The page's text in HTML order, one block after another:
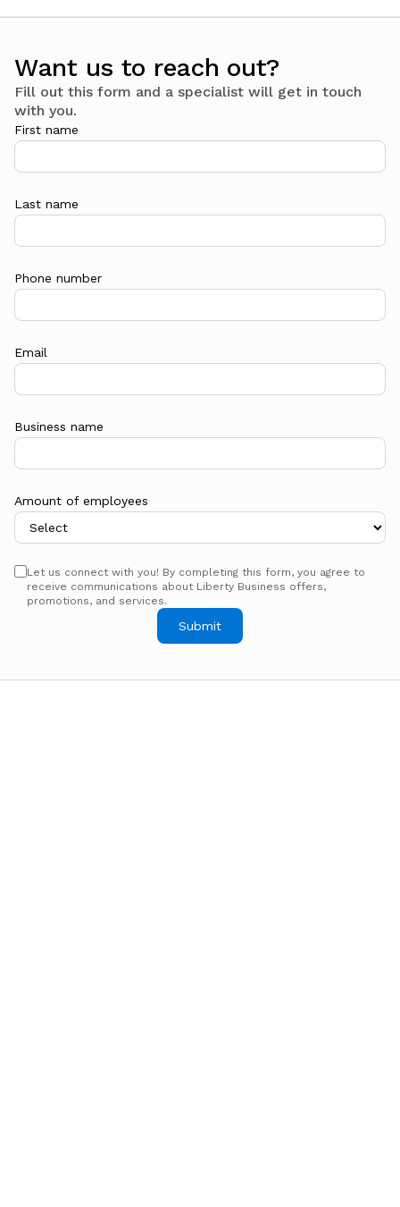
Want us to reach out?
Fill out this form and a specialist will get in touch
with you.
First name
Last name
Phone number
Email
Business name
Amount of employees
Let us connect with you! By completing this form, you agree to
receive communications about Liberty Business offers,
promotions, and services.
Submit